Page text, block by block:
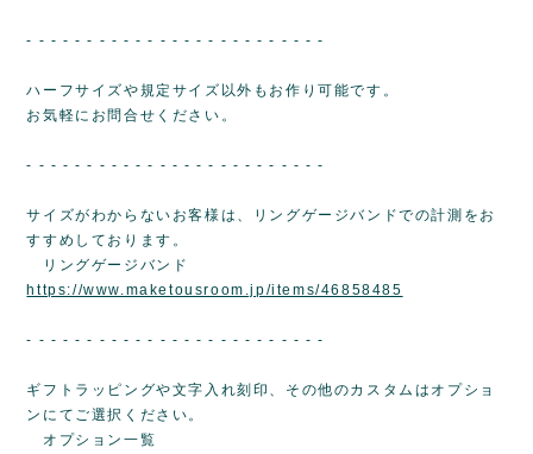
- - - - - - - - - - - - - - - - - - - - - - - - -
ハーフサイズや規定サイズ以外もお作り可能です。
お気軽にお問合せください。
- - - - - - - - - - - - - - - - - - - - - - - - -
サイズがわからないお客様は、リングゲージバンドでの計測をお
すすめしております。
リングゲージバンド
https://www.maketousroom.jp/items/46858485
- - - - - - - - - - - - - - - - - - - - - - - - -
ギフトラッピングや文字入れ刻印、その他のカスタムはオプショ
ンにてご選択ください。
オプション一覧